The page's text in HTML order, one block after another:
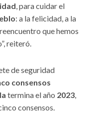
, para cuidar el
: a la felicidad, a la
que hemos
reiteró.
de seguridad
consensos
termina el año 2023,
consensos.